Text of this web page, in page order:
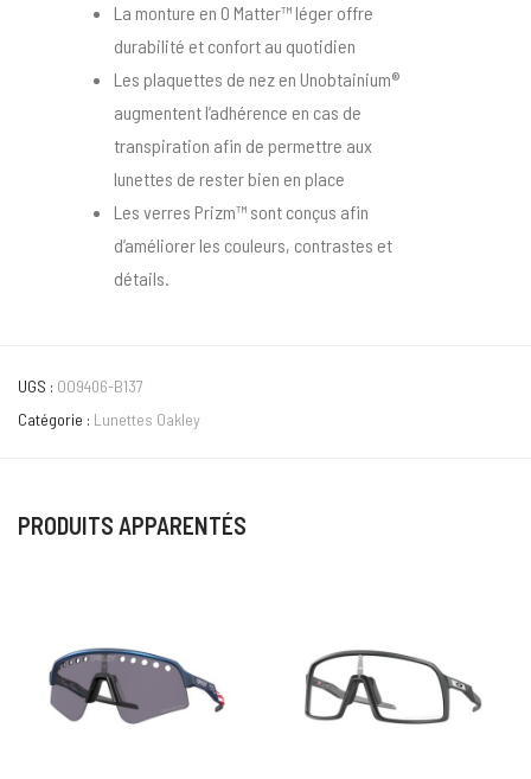
La monture en O Matter™ léger offre
durabilité et confort au quotidien
Les plaquettes de nez en Unobtainium®
augmentent l’adhérence en cas de
transpiration afin de permettre aux
lunettes de rester bien en place
Les verres Prizm™ sont conçus afin
d’améliorer les couleurs, contrastes et
détails.
UGS : OO9406-B137
Catégorie : Lunettes Oakley
PRODUITS APPARENTÉS